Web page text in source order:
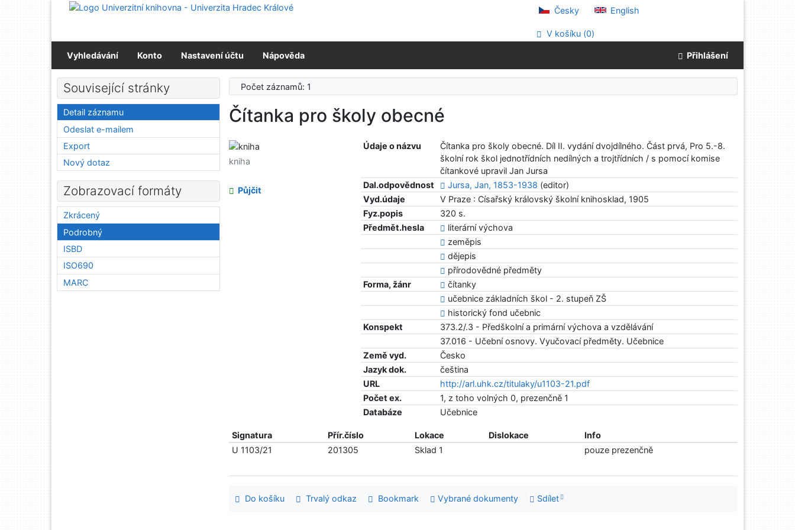
Přejít na obsah
Česky English
V košíku (0)
Vyhledávání Konto Nastavení účtu Nápověda Přihlášení
Počet záznamů: 1
Čítanka pro školy obecné
Údaje o názvu
Čítanka pro školy obecné. Díl II. vydání dvojdílného. Část prvá, Pro 5.-8.
školní rok škol jednotřídních nedílných a trojtřídních / s pomocí komise
čítankové upravil Jan Jursa
Dal.odpovědnost
Jursa, Jan, 1853-1938 (editor)
Vyd.údaje
V Praze : Císařský královský školní knihosklad, 1905
Fyz.popis
320 s.
Předmět.hesla
literární výchova
zeměpis
dějepis
přírodovědné předměty
Forma, žánr
čítanky
učebnice základních škol - 2. stupeň ZŠ
historický fond učebnic
Konspekt
373.2/.3 - Předškolní a primární výchova a vzdělávání
37.016 - Učební osnovy. Vyučovací předměty. Učebnice
Země vyd.
Česko
Jazyk dok.
čeština
URL
http://arl.uhk.cz/titulaky/u1103-21.pdf
Počet ex.
1, z toho volných 0, prezenčně 1
Databáze
Učebnice
kniha
Půjčit
Signatura Přír.číslo Lokace Dislokace
Info
U 1103/21
201305 Sklad 1 pouze prezenčně
Do košíku Trvalý odkaz Bookmark Vybrané dokumenty Sdílet
Související stránky
Detail záznamu
Odeslat e-mailem
Export
Nový dotaz
Zobrazovací formáty
Zkrácený
Podrobný
ISBD
ISO690
MARC